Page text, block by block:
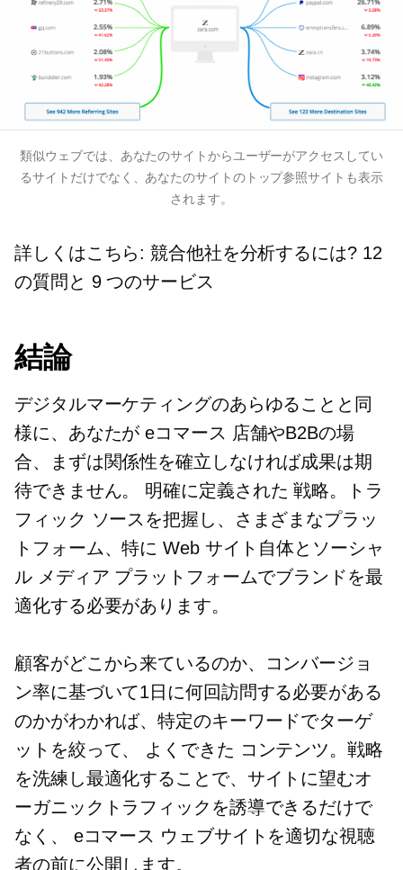
類似ウェブでは、あなたのサイトからユーザーがアクセスしてい
るサイトだけでなく、あなたのサイトのトップ参照サイトも表示
されます。
詳しくはこちら: 競合他社を分析するには? 12
の質問と 9 つのサービス
結論
デジタルマーケティングのあらゆることと同
様に、あなたがeコマース 店舗やB2Bの場
合、まずは関係性を確立しなければ成果は期
待できません。 明確に定義された 戦略。トラ
フィック ソースを把握し、さまざまなプラッ
トフォーム、特に Web サイト自体とソーシャ
ル メディア プラットフォームでブランドを最
適化する必要があります。
顧客がどこから来ているのか、コンバージョ
ン率に基づいて1日に何回訪問する必要がある
のか​​がわかれば、特定のキーワードでターゲ
ットを絞って、 よくできた コンテンツ。戦略
を洗練し最適化することで、サイトに望むオ
ーガニックトラフィックを誘導できるだけで
なく、 eコマース ウェブサイトを適切な視聴
者の前に公開します。